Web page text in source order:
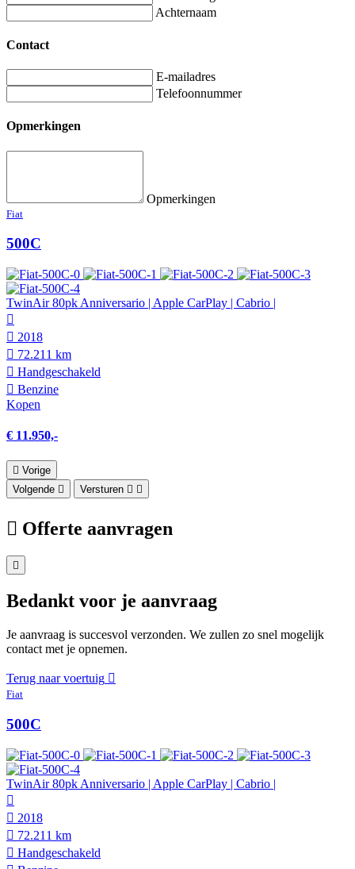
Achternaam
Contact
E-mailadres
Telefoonnummer
Opmerkingen
Opmerkingen
Fiat
500C
TwinAir 80pk Anniversario | Apple CarPlay | Cabrio |
2018
72.211 km
Hand­geschakeld
Benzine
Kopen
€ 11.950,-
Vorige
Volgende
Versturen
Offerte aanvragen
Bedankt voor je aanvraag
Je aanvraag is succesvol verzonden. We zullen zo snel mogelijk
contact met je opnemen.
Terug naar voertuig
Fiat
500C
TwinAir 80pk Anniversario | Apple CarPlay | Cabrio |
2018
72.211 km
Hand­geschakeld